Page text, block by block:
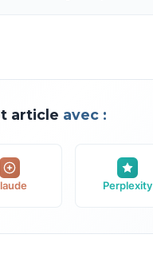
article avec :
Perplexity